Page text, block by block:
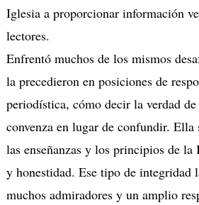
Iglesia a proporcionar información
lectores.
Enfrentó muchos de los mismos
la precedieron en posiciones de
periodística, cómo decir la verdad de
convenza en lugar de confundir. Ella
las enseñanzas y los principios de
y honestidad. Ese tipo de integridad
muchos admiradores y un amplio